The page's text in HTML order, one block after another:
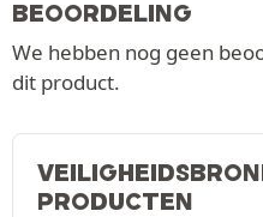
BEOORDELING
We hebben nog geen
dit product.
PRODUCTEN